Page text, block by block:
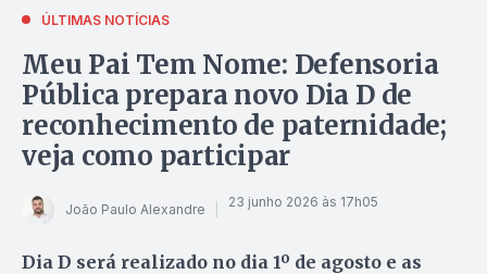
ÚLTIMAS NOTÍCIAS
Meu Pai Tem Nome: Defensoria
Pública prepara novo Dia D de
reconhecimento de paternidade;
veja como participar
João Paulo Alexandre 23 junho 2026 às 17h05
Dia D será realizado no dia 1º de agosto e as